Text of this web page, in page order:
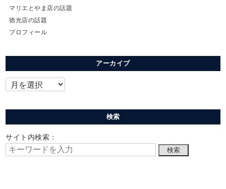
マリエとやま店の話題
徳光店の話題
プロフィール
アーカイブ
検索
サイト内検索：